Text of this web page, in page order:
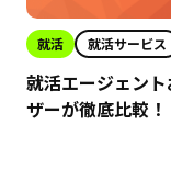
就活 就活サービス
就活エージェン
ザーが徹底比較！